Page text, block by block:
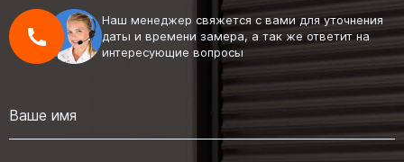
Наш менеджер свяжется с вами для уточнения
даты и времени замера, а так же ответит на
интересующие вопросы